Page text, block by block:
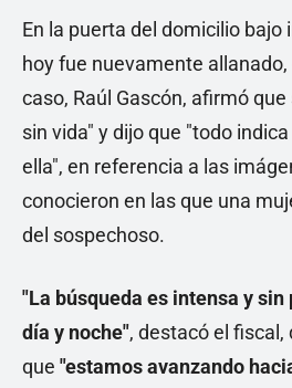
En la puerta del domicilio bajo
hoy fue nuevamente allanado,
caso, Raúl Gascón, afirmó
sin vida" y dijo que "todo
ella", en referencia a las
conocieron en las que una
del sospechoso.
"La búsqueda es intensa y
día y noche", destacó el
que "estamos avanzando